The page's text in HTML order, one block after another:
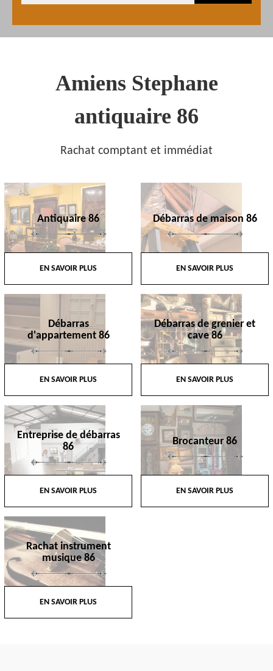
Amiens Stephane
antiquaire 86
Rachat comptant et immédiat
Antiquaire 86
EN SAVOIR PLUS
Débarras de maison 86
EN SAVOIR PLUS
Débarras
d'appartement 86
EN SAVOIR PLUS
Débarras de grenier et
cave 86
EN SAVOIR PLUS
Entreprise de débarras
86
EN SAVOIR PLUS
Brocanteur 86
EN SAVOIR PLUS
Rachat instrument
musique 86
EN SAVOIR PLUS